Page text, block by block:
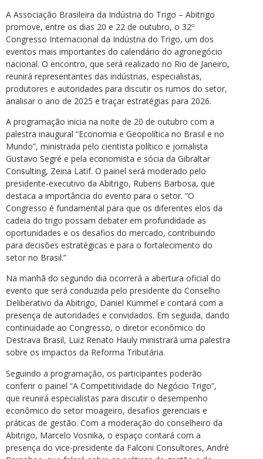
A Associação Brasileira da Indústria do Trigo – Abitrigo
promove, entre os dias 20 e 22 de outubro, o 32º
Congresso Internacional da Indústria do Trigo, um dos
eventos mais importantes do calendário do agronegócio
nacional. O encontro, que será realizado no Rio de Janeiro,
reunirá representantes das indústrias, especialistas,
produtores e autoridades para discutir os rumos do setor,
analisar o ano de 2025 e traçar estratégias para 2026.
A programação inicia na noite de 20 de outubro com a
palestra inaugural “Economia e Geopolítica no Brasil e no
Mundo”, ministrada pelo cientista político e jornalista
Gustavo Segré e pela economista e sócia da Gibraltar
Consulting, Zeina Latif. O painel será moderado pelo
presidente-executivo da Abitrigo, Rubens Barbosa, que
destaca a importância do evento para o setor. “O
Congresso é fundamental para que os diferentes elos da
cadeia do trigo possam debater em profundidade as
oportunidades e os desafios do mercado, contribuindo
para decisões estratégicas e para o fortalecimento do
setor no Brasil.”
Na manhã do segundo dia ocorrerá a abertura oficial do
evento que será conduzida pelo presidente do Conselho
Deliberativo da Abitrigo, Daniel Kümmel e contará com a
presença de autoridades e convidados. Em seguida, dando
continuidade ao Congresso, o diretor econômico do
Destrava Brasil, Luiz Renato Hauly ministrará uma palestra
sobre os impactos da Reforma Tributária.
Seguindo a programação, os participantes poderão
conferir o painel “A Competitividade do Negócio Trigo”,
que reunirá especialistas para discutir o desempenho
econômico do setor moageiro, desafios gerenciais e
práticas de gestão. Com a moderação do conselheiro da
Abitrigo, Marcelo Vosnika, o espaço contará com a
presença do vice-presidente da Falconi Consultores, André